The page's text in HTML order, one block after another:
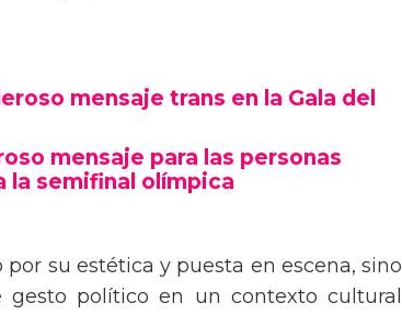
mensaje trans en la Gala del
mensaje para las personas
la semifinal olímpica
su estética y puesta en escena, sino
político en un contexto cultural